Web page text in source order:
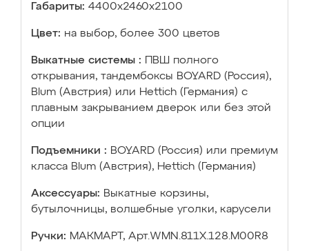
Габариты: 4400х2460х2100
Цвет: на выбор, более 300 цветов
Выкатные системы :
ПВШ полного
открывания, тандембоксы BOYARD (Россия),
Blum (Австрия) или Hettich (Германия) с
плавным закрыванием дверок или без этой
опции
Подъемники : BOYARD (Россия) или премиум
класса Blum (Австрия), Hettich (Германия)
Аксессуары: Выкатные корзины,
бутылочницы, волшебные уголки, карусели
Ручки: МАКМАРТ, Арт.WMN.811X.128.M00R8